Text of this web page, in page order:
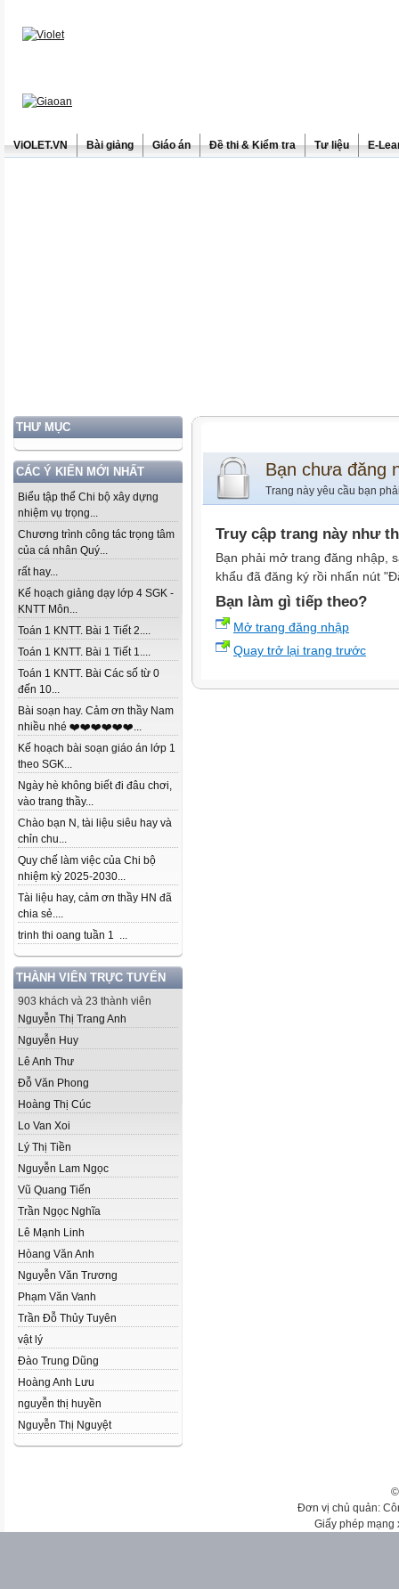
ViOLET.VN Bài giảng Giáo án Đề thi & Kiểm tra Tư liệu E-
THƯ MỤC
CÁC Ý KIẾN MỚI NHẤT
Biểu tập thể Chi bộ xây dựng
nhiệm vụ trọng...
Chương trình công tác trọng tâm
của cá nhân Quý...
rất hay...
Kế hoạch giảng dạy lớp 4 SGK -
KNTT Môn...
Toán 1 KNTT. Bài 1 Tiết 2....
Toán 1 KNTT. Bài 1 Tiết 1....
Toán 1 KNTT. Bài Các số từ 0
đến 10...
Bài soạn hay. Cảm ơn thầy Nam
nhiều nhé ❤️❤️❤️❤️❤️❤️...
Kế hoạch bài soạn giáo án lớp 1
theo SGK...
Ngày hè không biết đi đâu chơi,
vào trang thầy...
Chào bạn N, tài liệu siêu hay và
chỉn chu...
Quy chế làm việc của Chi bộ
nhiệm kỳ 2025-2030...
Tài liệu hay, cảm ơn thầy HN đã
chia sẻ....
trinh thi oang tuần 1 ...
THÀNH VIÊN TRỰC TUYẾN
903 khách và 23 thành viên
Nguyễn Thị Trang Anh
Nguyễn Huy
Lê Anh Thư
Đỗ Văn Phong
Hoàng Thị Cúc
Lo Van Xoi
Lý Thị Tiền
Nguyễn Lam Ngọc
Vũ Quang Tiến
Trần Ngọc Nghĩa
Lê Mạnh Linh
Hòang Văn Anh
Nguyễn Văn Trương
Phạm Văn Vanh
Trần Đỗ Thủy Tuyên
vật lý
Đào Trung Dũng
Hoàng Anh Lưu
nguyễn thị huyền
Nguyễn Thị Nguyệt
Bạn chưa đăng
Trang này yêu cầu bạn
Truy cập trang này như
Bạn phải mở trang đăng nhập,
khẩu đã đăng ký rồi nhấn nút
Bạn làm gì tiếp theo?
Mở trang đăng nhập
Quay trở lại trang trước
Đơn vị chủ quản:
Giấy phép mạng